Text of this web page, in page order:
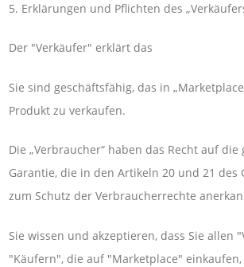
5. Erklärungen und Pflichten des
Der "Verkäufer" erklärt das
Sie sind geschäftsfähig, das in
Produkt zu verkaufen.
Die „Verbraucher“ haben das Recht auf die
Garantie, die in den Artikeln 20 und 21 des
zum Schutz der Verbraucherrechte
Sie wissen und akzeptieren, dass Sie allen
"Käufern", die auf "Marketplace" einkaufen,